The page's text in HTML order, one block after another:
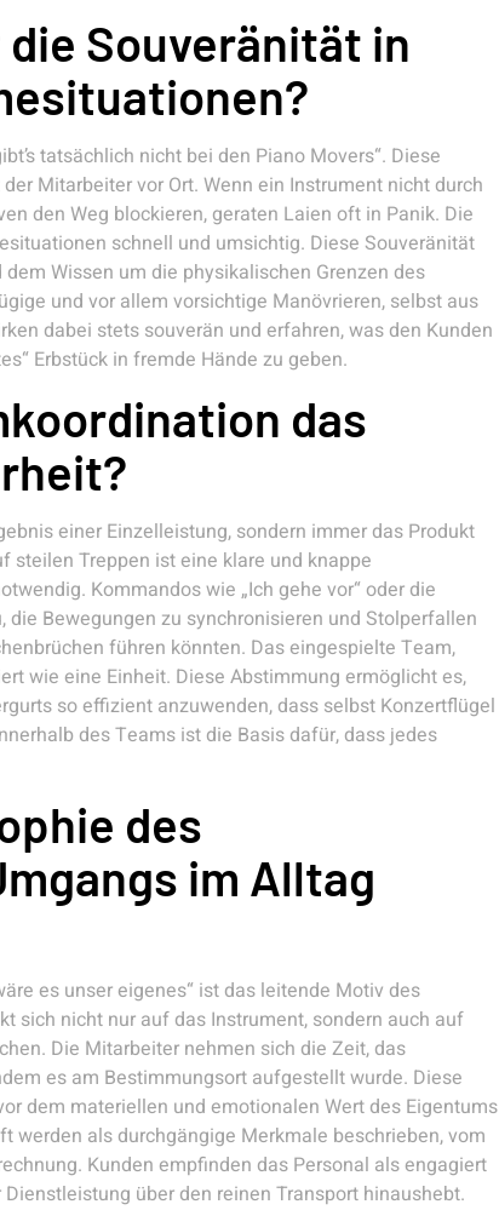
Souveränität in
tatsächlich nicht bei den Piano Movers“. Diese
Mitarbeiter vor Ort. Wenn ein Instrument nicht durch
den Weg blockieren, geraten Laien oft in Panik. Die
schnell und umsichtig. Diese Souveränität
Wissen um die physikalischen Grenzen des
und vor allem vorsichtige Manövrieren, selbst aus
dabei stets souverän und erfahren, was den Kunden
Erbstück in fremde Hände zu geben.
das
einer Einzelleistung, sondern immer das Produkt
steilen Treppen ist eine klare und knappe
Kommandos wie „Ich gehe vor“ oder die
Bewegungen zu synchronisieren und Stolperfallen
führen könnten. Das eingespielte Team,
wie eine Einheit. Diese Abstimmung ermöglicht es,
so effizient anzuwenden, dass selbst Konzertflügel
des Teams ist die Basis dafür, dass jedes
des
im Alltag
es unser eigenes“ ist das leitende Motiv des
sich nicht nur auf das Instrument, sondern auch auf
Die Mitarbeiter nehmen sich die Zeit, das
es am Bestimmungsort aufgestellt wurde. Diese
dem materiellen und emotionalen Wert des Eigentums
werden als durchgängige Merkmale beschrieben, vom
Kunden empfinden das Personal als engagiert
über den reinen Transport hinaushebt.